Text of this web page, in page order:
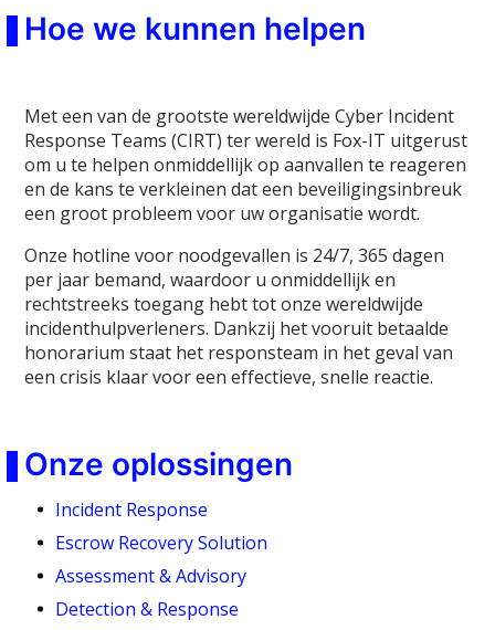
Hoe we kunnen helpen
Met een van de grootste wereldwijde Cyber Incident
Response Teams (CIRT) ter wereld is Fox-IT uitgerust
om u te helpen onmiddellijk op aanvallen te reageren
en de kans te verkleinen dat een beveiligingsinbreuk
een groot probleem voor uw organisatie wordt.
Onze hotline voor noodgevallen is 24/7, 365 dagen
per jaar bemand, waardoor u onmiddellijk en
rechtstreeks toegang hebt tot onze wereldwijde
incidenthulpverleners. Dankzij het vooruit betaalde
honorarium staat het responsteam in het geval van
een crisis klaar voor een effectieve, snelle reactie.
Onze oplossingen
Incident Response
Escrow Recovery Solution
Assessment & Advisory
Detection & Response